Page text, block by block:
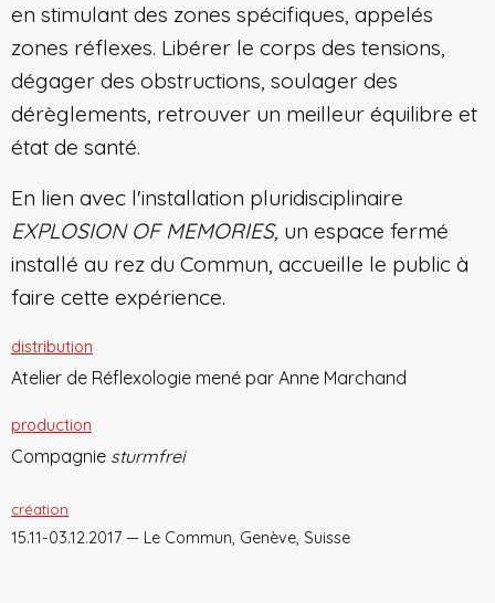
création
15.11-03.12.2017 — Le Commun, Genève, Suisse
en stimulant des zones spécifiques, appelés
zones réflexes. Libérer le corps des tensions,
dégager des obstructions, soulager des
dérèglements, retrouver un meilleur équilibre et
état de santé.
En lien avec l'installation pluridisciplinaire
EXPLOSION OF MEMORIES, un espace fermé
installé au rez du Commun, accueille le public à
faire cette expérience.
distribution
Atelier de Réflexologie mené par Anne Marchand
production
Compagnie sturmfrei